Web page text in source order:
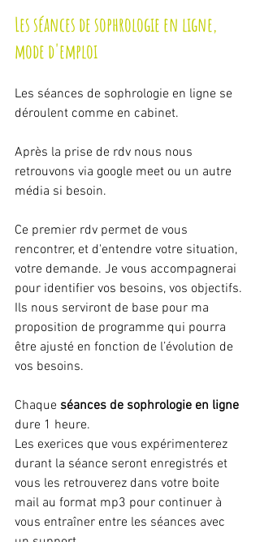
Les séances de sophrologie en ligne,
mode d'emploi
Les séances de sophrologie en ligne se
déroulent comme en cabinet.
Après la prise de rdv nous nous
retrouvons via google meet ou un autre
média si besoin.
Ce premier rdv permet de vous
rencontrer, et d'entendre votre situation,
votre demande. Je vous accompagnerai
pour identifier vos besoins, vos objectifs.
Ils nous serviront de base pour ma
proposition de programme qui pourra
être ajusté en fonction de l’évolution de
vos besoins.
Chaque séances de sophrologie en ligne
dure 1 heure.
Les exerices que vous expérimenterez
durant la séance seront enregistrés et
vous les retrouverez dans votre boite
mail au format mp3 pour continuer à
vous entraîner entre les séances avec